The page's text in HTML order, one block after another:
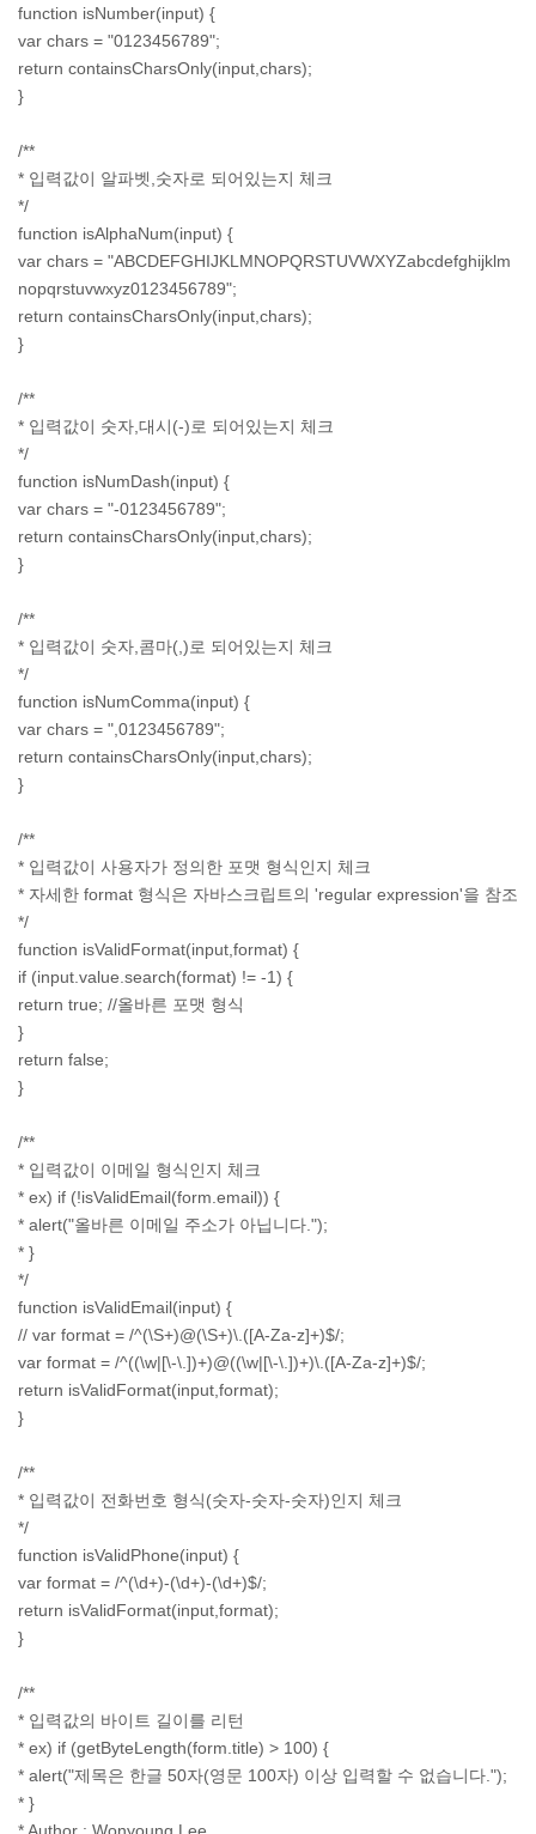
function isNumber(input) {
var chars = "0123456789";
return containsCharsOnly(input,chars);
}
/**
* 입력값이 알파벳,숫자로 되어있는지 체크
*/
function isAlphaNum(input) {
var chars = "ABCDEFGHIJKLMNOPQRSTUVWXYZabcdefghijklm
nopqrstuvwxyz0123456789";
return containsCharsOnly(input,chars);
}
/**
* 입력값이 숫자,대시(-)로 되어있는지 체크
*/
function isNumDash(input) {
var chars = "-0123456789";
return containsCharsOnly(input,chars);
}
/**
* 입력값이 숫자,콤마(,)로 되어있는지 체크
*/
function isNumComma(input) {
var chars = ",0123456789";
return containsCharsOnly(input,chars);
}
/**
* 입력값이 사용자가 정의한 포맷 형식인지 체크
* 자세한 format 형식은 자바스크립트의 'regular expression'을 참조
*/
function isValidFormat(input,format) {
if (input.value.search(format) != -1) {
return true; //올바른 포맷 형식
}
return false;
}
/**
* 입력값이 이메일 형식인지 체크
* ex) if (!isValidEmail(form.email)) {
* alert("올바른 이메일 주소가 아닙니다.");
* }
*/
function isValidEmail(input) {
// var format = /^(\S+)@(\S+)\.([A-Za-z]+)$/;
var format = /^((\w|[\-\.])+)@((\w|[\-\.])+)\.([A-Za-z]+)$/;
return isValidFormat(input,format);
}
/**
* 입력값이 전화번호 형식(숫자-숫자-숫자)인지 체크
*/
function isValidPhone(input) {
var format = /^(\d+)-(\d+)-(\d+)$/;
return isValidFormat(input,format);
}
/**
* 입력값의 바이트 길이를 리턴
* ex) if (getByteLength(form.title) > 100) {
* alert("제목은 한글 50자(영문 100자) 이상 입력할 수 없습니다.");
* }